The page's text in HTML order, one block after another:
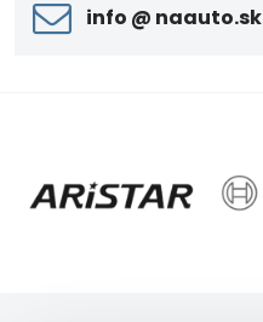
info ​@ naauto​.sk